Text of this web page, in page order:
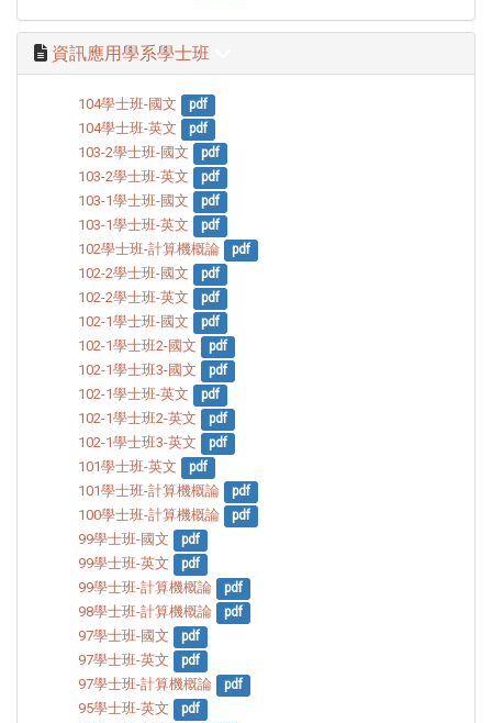
資訊應用學系學士班
104學士班-國文 pdf
104學士班-英文 pdf
103-2學士班-國文 pdf
103-2學士班-英文 pdf
103-1學士班-國文 pdf
103-1學士班-英文 pdf
102學士班-計算機概論 pdf
102-2學士班-國文 pdf
102-2學士班-英文 pdf
102-1學士班-國文 pdf
102-1學士班2-國文 pdf
102-1學士班3-國文 pdf
102-1學士班-英文 pdf
102-1學士班2-英文 pdf
102-1學士班3-英文 pdf
101學士班-英文 pdf
101學士班-計算機概論 pdf
100學士班-計算機概論 pdf
99學士班-國文 pdf
99學士班-英文 pdf
99學士班-計算機概論 pdf
98學士班-計算機概論 pdf
97學士班-國文 pdf
97學士班-英文 pdf
97學士班-計算機概論 pdf
95學士班-英文 pdf